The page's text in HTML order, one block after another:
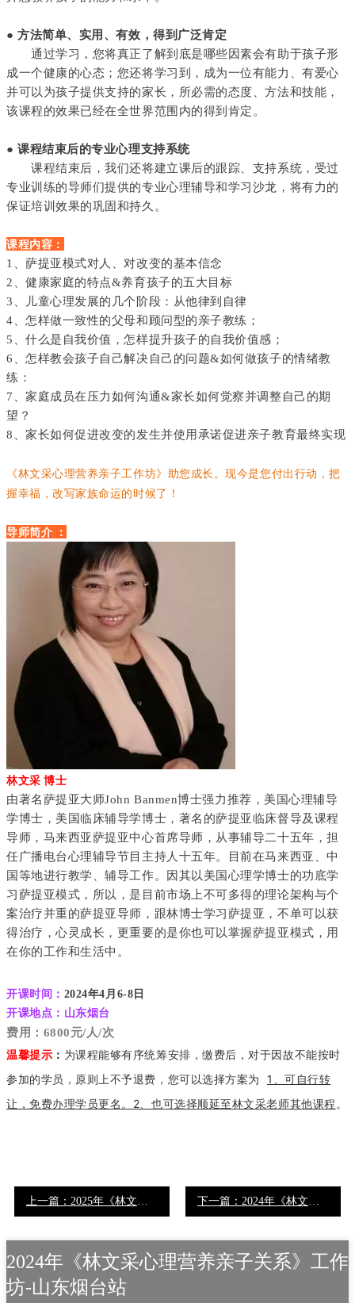
● 方法简单、实用、有效，得到广泛肯定
通过学习，您将真正了解到底是哪些因素会有助于孩子形
成一个健康的心态；您还将学习到，成为一位有能力、有爱心
并可以为孩子提供支持的家长，所必需的态度、方法和技能，
该课程的效果已经在全世界范围内的得到肯定。
● 课程结束后的专业心理支持系统
课程结束后，我们还将建立课后的跟踪、支持系统，受过
专业训练的导师们提供的专业心理辅导和学习沙龙，将有力的
保证培训效果的巩固和持久。
课程内容：
1、萨提亚模式对人、对改变的基本信念
2、健康家庭的特点&养育孩子的五大目标
3、儿童心理发展的几个阶段：从他律到自律
4、怎样做一致性的父母和顾问型的亲子教练；
5、什么是自我价值，怎样提升孩子的自我价值感；
6、怎样教会孩子自己解决自己的问题&如何做孩子的情绪教
练：
7、家庭成员在压力如何沟通&家长如何觉察并调整自己的期
望？
8、家长如何促进改变的发生并使用承诺促进亲子教育最终实现
《林文采心理营养亲子工作坊》助您成长。现今是您付出行动，把
握幸福，改写家族命运的时候了！
导师简介 ：
林文采 博士
由著名萨提亚大师John Banmen博士强力推荐，美国心理辅导
学博士，美国临床辅导学博士，著名的萨提亚临床督导及课程
导师，马来西亚萨提亚中心首席导师，从事辅导二十五年，担
任广播电台心理辅导节目主持人十五年。目前在马来西亚、中
国等地进行教学、辅导工作。因其以美国心理学博士的功底学
习萨提亚模式，所以，是目前市场上不可多得的理论架构与个
案治疗并重的萨提亚导师，跟林博士学习萨提亚，不单可以获
得治疗，心灵成长，更重要的是你也可以掌握萨提亚模式，用
在你的工作和生活中。
开课时间： 2024年4月6-8日
开课地点：山东烟台
费用： 6800元/人/次
温馨提示 ： 为课程能够有序统筹安排，缴费后，对于因故不能按时
参加的学员，原则上不予退费，您可以选择方案为 1、可自行转
让，免费办理学员更名。2、也可选择顺延至林文采老师其他课程 。
2024年《林文采心理营养亲子关系》工作
坊-山东烟台站